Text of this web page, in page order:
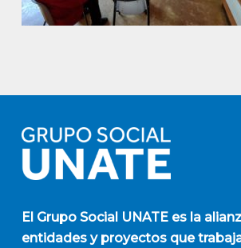
El Grupo Social UNATEes la
entidades y proyectos que